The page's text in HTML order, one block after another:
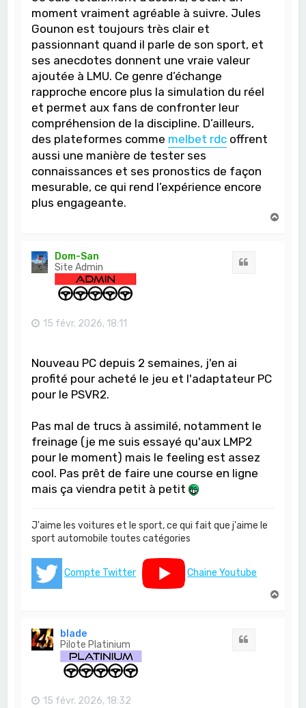
moment vraiment agréable à suivre. Jules
Gounon est toujours très clair et
passionnant quand il parle de son sport, et
ses anecdotes donnent une vraie valeur
ajoutée à LMU. Ce genre d’échange
rapproche encore plus la simulation du réel
et permet aux fans de confronter leur
compréhension de la discipline. D’ailleurs,
des plateformes comme melbet rdc offrent
aussi une manière de tester ses
connaissances et ses pronostics de façon
mesurable, ce qui rend l’expérience encore
plus engageante.
Dom-San
Site Admin
15 févr. 2026, 18:11
Nouveau PC depuis 2 semaines, j'en ai
profité pour acheté le jeu et l'adaptateur PC
pour le PSVR2.
Pas mal de trucs à assimilé, notamment le
freinage (je me suis essayé qu'aux LMP2
pour le moment) mais le feeling est assez
cool. Pas prêt de faire une course en ligne
mais ça viendra petit à petit
J'aime les voitures et le sport, ce qui fait que j'aime le
sport automobile toutes catégories
Compte Twitter
Chaine Youtube
blade
Pilote Platinium
15 févr. 2026, 18:32